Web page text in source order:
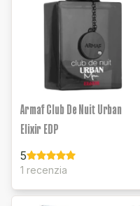
Armaf Club De Nuit Urban
Elixir EDP
5
1 recenzia